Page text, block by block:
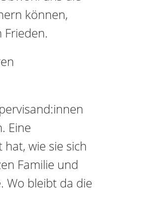
können,
Frieden.
Eine
wie sie sich
Familie und
Wo bleibt da die